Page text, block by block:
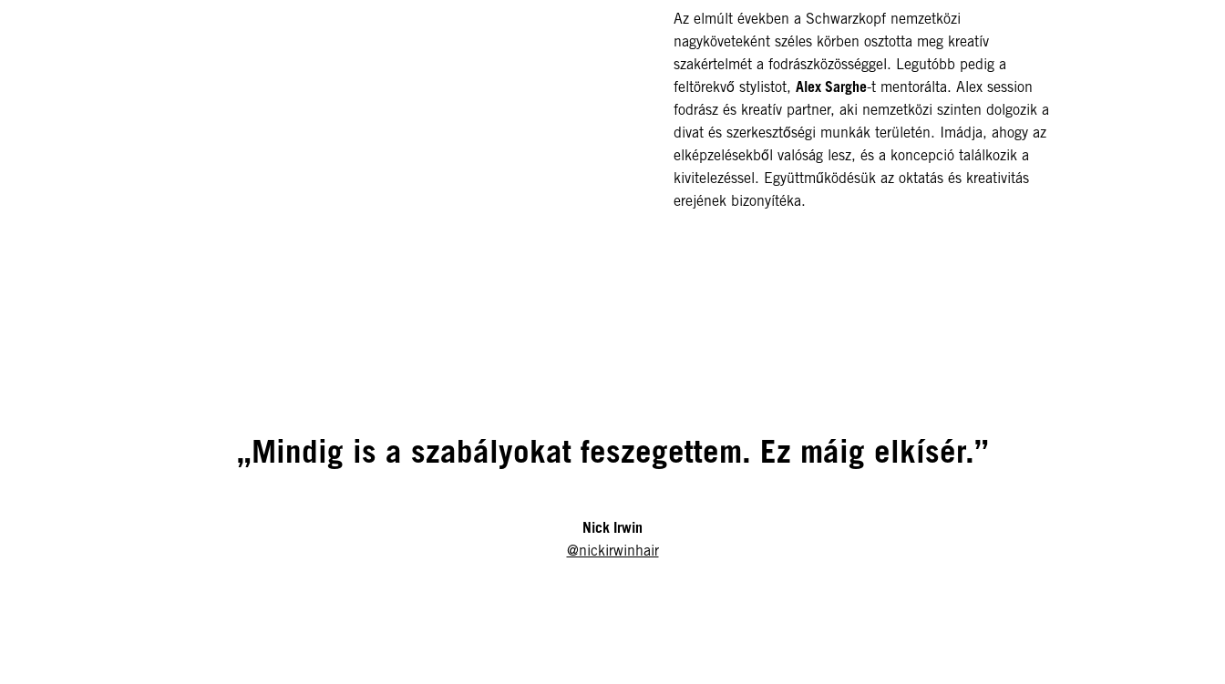
Az elmúlt években a Schwarzkopf nemzetközi
nagyköveteként széles körben osztotta meg kreatív
szakértelmét a fodrászközösséggel. Legutóbb pedig a
feltörekvő stylistot, Alex Sarghe-t mentorálta. Alex session
fodrász és kreatív partner, aki nemzetközi szinten dolgozik a
divat és szerkesztőségi munkák területén. Imádja, ahogy az
elképzelésekből valóság lesz, és a koncepció találkozik a
kivitelezéssel. Együttműködésük az oktatás és kreativitás
erejének bizonyítéka.
„Mindig is a szabályokat feszegettem. Ez máig elkísér.”
Nick Irwin
@nickirwinhair